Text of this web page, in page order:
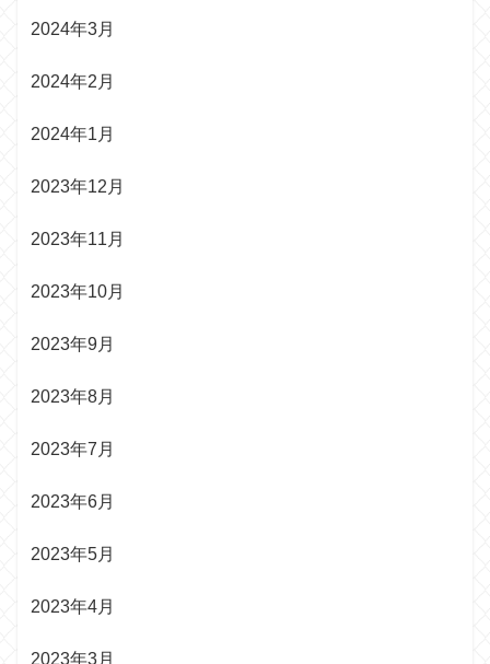
2024年3月
2024年2月
2024年1月
2023年12月
2023年11月
2023年10月
2023年9月
2023年8月
2023年7月
2023年6月
2023年5月
2023年4月
2023年3月